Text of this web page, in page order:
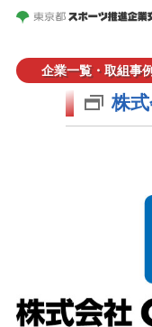
企業一覧・取組事例
株